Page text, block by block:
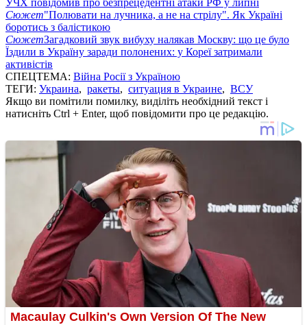
Сюжет"Полювати на лучника, а не на стрілу". Як Україні
боротись з балістикою
СюжетЗагадковий звук вибуху налякав Москву: що це було
Їздили в Україну заради полонених: у Кореї затримали
активістів
СПЕЦТЕМА: Війна Росії з Україною
ТЕГИ: Украина, ракеты, ситуация в Украине, ВСУ
Якщо ви помітили помилку, виділіть необхідний текст і
натисніть Ctrl + Enter, щоб повідомити про це редакцію.